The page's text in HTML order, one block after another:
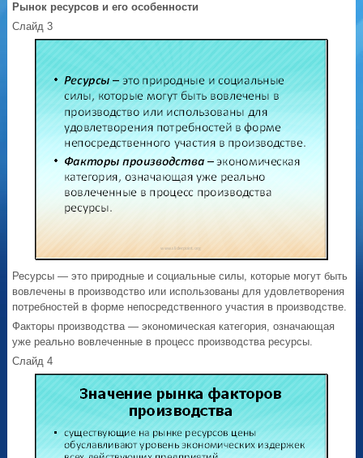
Рынок ресурсов и его особенности
Слайд 3
Ресурсы — это природные и социальные силы, которые могут быть
вовлечены в производство или использованы для удовлетворения
потребностей в форме непосредственного участия в производстве.
Факторы производства — экономическая категория, означающая
уже реально вовлеченные в процесс производства ресурсы.
Слайд 4